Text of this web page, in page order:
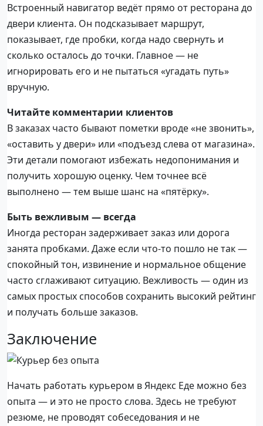
Встроенный навигатор ведёт прямо от ресторана до
двери клиента. Он подсказывает маршрут,
показывает, где пробки, когда надо свернуть и
сколько осталось до точки. Главное — не
игнорировать его и не пытаться «угадать путь»
вручную.
Читайте комментарии клиентов
В заказах часто бывают пометки вроде «не звонить»,
«оставить у двери» или «подъезд слева от магазина».
Эти детали помогают избежать недопонимания и
получить хорошую оценку. Чем точнее всё
выполнено — тем выше шанс на «пятёрку».
Быть вежливым — всегда
Иногда ресторан задерживает заказ или дорога
занята пробками. Даже если что-то пошло не так —
спокойный тон, извинение и нормальное общение
часто сглаживают ситуацию. Вежливость — один из
самых простых способов сохранить высокий рейтинг
и получать больше заказов.
Заключение
Начать работать курьером в Яндекс Еде можно без
опыта — и это не просто слова. Здесь не требуют
резюме, не проводят собеседования и не